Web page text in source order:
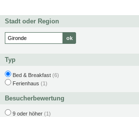
Stadt oder Region
Typ
Bed & Breakfast (6)
Ferienhaus (1)
Besucherbewertung
9 oder höher (1)